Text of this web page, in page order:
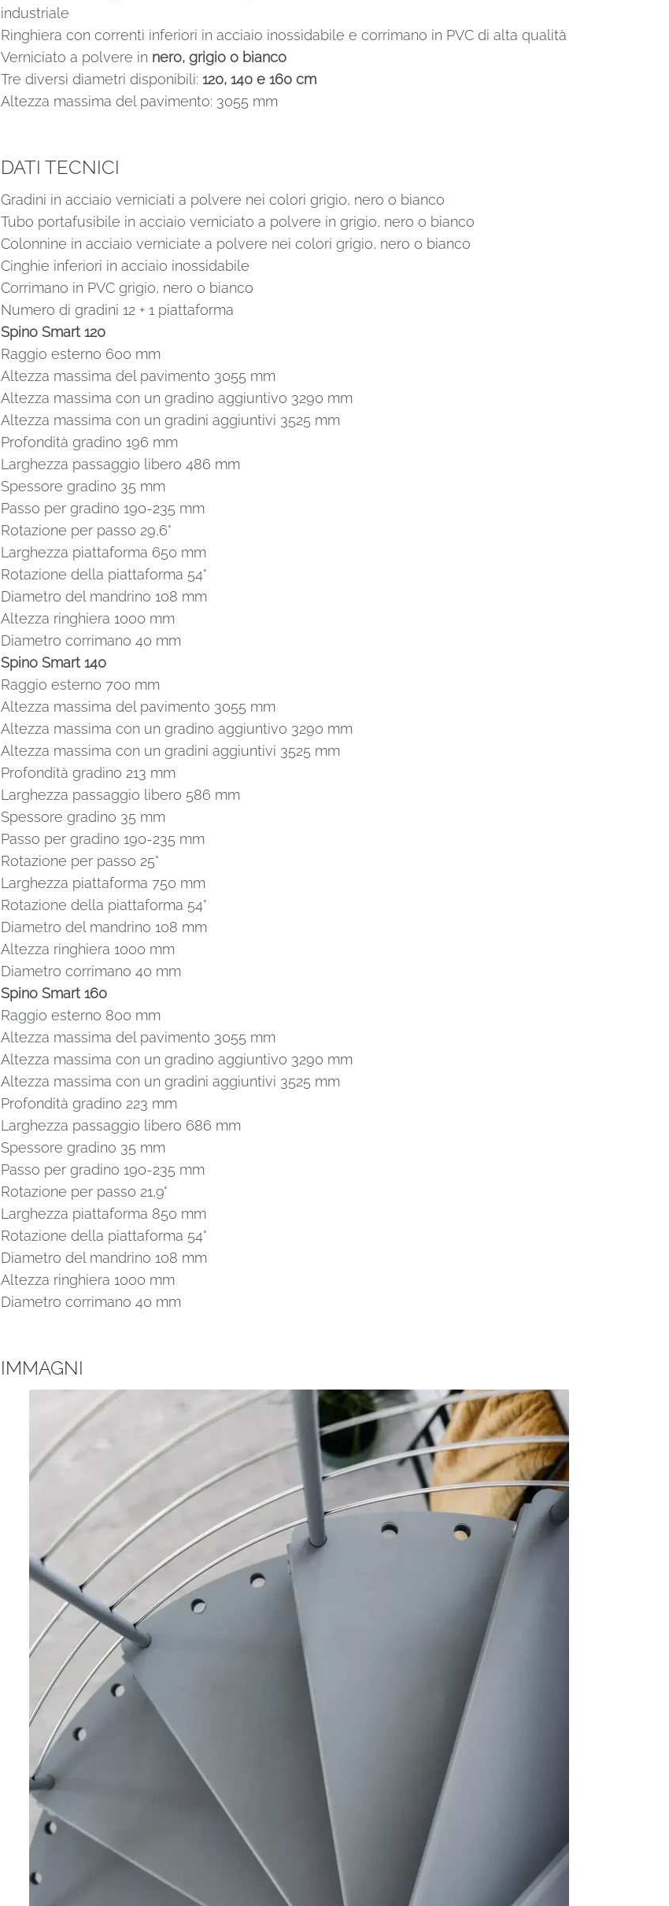
industriale
Ringhiera con correnti inferiori in acciaio inossidabile e corrimano in PVC di alta qualità
Verniciato a polvere in nero, grigio o bianco
Tre diversi diametri disponibili:120, 140 e 160 cm
Altezza massima del pavimento: 3055 mm
DATI TECNICI
Gradini in acciaio verniciati a polvere nei colori grigio, nero o bianco
Tubo portafusibile in acciaio verniciato a polvere in grigio, nero o bianco
Colonnine in acciaio verniciate a polvere nei colori grigio, nero o bianco
Cinghie inferiori in acciaio inossidabile
Corrimano in PVC grigio, nero o bianco
Numero di gradini 12 + 1 piattaforma
Spino Smart 120
Raggio esterno 600 mm
Altezza massima del pavimento 3055 mm
Altezza massima con un gradino aggiuntivo 3290 mm
Altezza massima con un gradini aggiuntivi 3525 mm
Profondità gradino 196 mm
Larghezza passaggio libero 486 mm
Spessore gradino 35 mm
Passo per gradino 190-235 mm
Rotazione per passo 29,6°
Larghezza piattaforma 650 mm
Rotazione della piattaforma 54°
Diametro del mandrino 108 mm
Altezza ringhiera 1000 mm
Diametro corrimano 40 mm
Spino Smart 140
Raggio esterno 700 mm
Altezza massima del pavimento 3055 mm
Altezza massima con un gradino aggiuntivo 3290 mm
Altezza massima con un gradini aggiuntivi 3525 mm
Profondità gradino 213 mm
Larghezza passaggio libero 586 mm
Spessore gradino 35 mm
Passo per gradino 190-235 mm
Rotazione per passo 25°
Larghezza piattaforma 750 mm
Rotazione della piattaforma 54°
Diametro del mandrino 108 mm
Altezza ringhiera 1000 mm
Diametro corrimano 40 mm
Spino Smart 160
Raggio esterno 800 mm
Altezza massima del pavimento 3055 mm
Altezza massima con un gradino aggiuntivo 3290 mm
Altezza massima con un gradini aggiuntivi 3525 mm
Profondità gradino 223 mm
Larghezza passaggio libero 686 mm
Spessore gradino 35 mm
Passo per gradino 190-235 mm
Rotazione per passo 21,9°
Larghezza piattaforma 850 mm
Rotazione della piattaforma 54°
Diametro del mandrino 108 mm
Altezza ringhiera 1000 mm
Diametro corrimano 40 mm
IMMAGNI